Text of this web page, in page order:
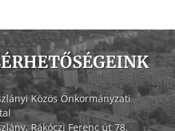
Közös Önkormányzati
Rákóczi Ferenc út 78.